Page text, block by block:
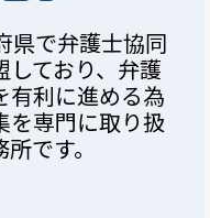
県で弁護士協同
ており、弁護
有利に進める為
を専門に取り扱
です。